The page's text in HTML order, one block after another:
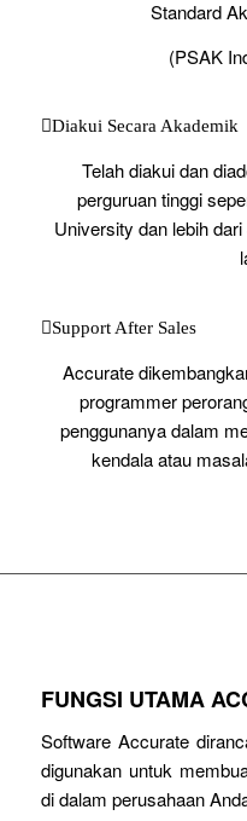
Standard
(PSAK
Diakui Secara Akademik
Telah diakui dan
perguruan tinggi
University dan lebih
Support After Sales
Accurate
programmer
penggunanya dalam
kendala atau
FUNGSI UTAMA
Software Accurate
digunakan untuk
di dalam perusahaan